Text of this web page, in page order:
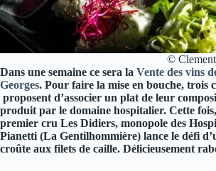
©
Dans une semaine ce sera la Vente des vins
Georges. Pour faire la mise en bouche, trois
proposent d’associer un plat de leur
produit par le domaine hospitalier. Cette
premier cru Les Didiers, monopole des
Pianetti (La Gentilhommière) lance le défi
croûte aux filets de caille. Délicieusement